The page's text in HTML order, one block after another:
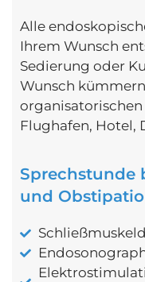
Alle
Ihrem Wunsch
Sedierung oder
Wunsch
organisatorischen
Flughafen, Hotel,
Sprechstunde
und